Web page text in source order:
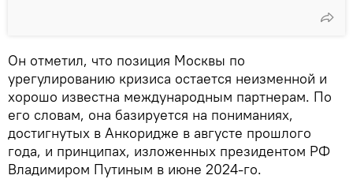
Он отметил, что позиция Москвы по
урегулированию кризиса остается неизменной и
хорошо известна международным партнерам. По
его словам, она базируется на пониманиях,
достигнутых в Анкоридже в августе прошлого
года, и принципах, изложенных президентом РФ
Владимиром Путиным в июне 2024-го.